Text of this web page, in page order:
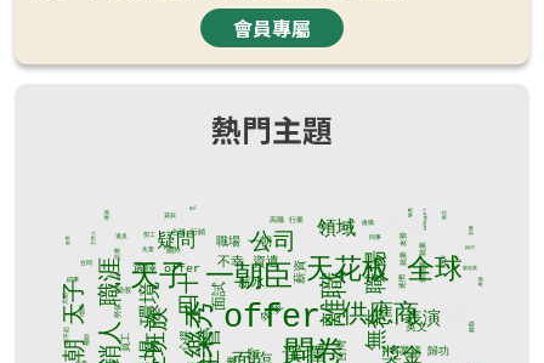
會員專屬
熱門主題